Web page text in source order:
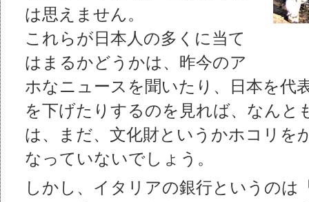
は思えません。
これらが日本人の多くに当て
はまるかどうかは、昨今のア
ホなニュースを聞いたり、日本を代
を下げたりするのを見れば、なんと
は、まだ、文化財というかホコリを
なっていないでしょう。
しかし、イタリアの銀行というのは